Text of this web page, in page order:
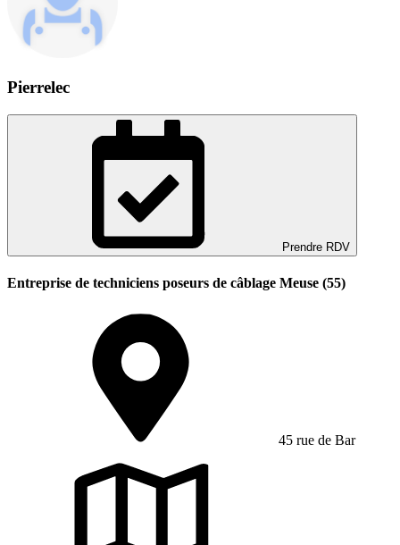
Pierrelec
Prendre RDV
Entreprise de techniciens poseurs de câblage Meuse (55)
45 rue de Bar